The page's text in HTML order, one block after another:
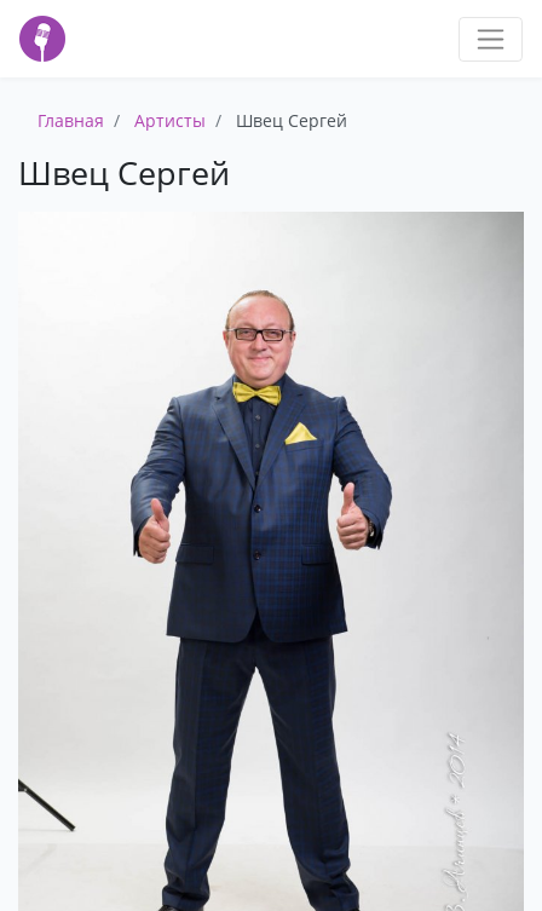
Главная Артисты Швец Сергей
Швец Сергей